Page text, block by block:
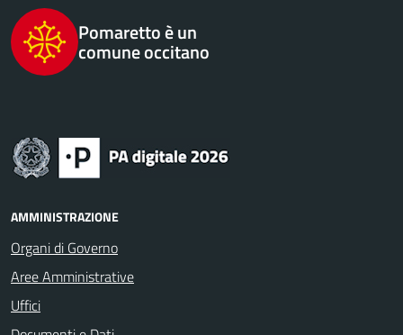
Pomaretto è un
comune occitano
AMMINISTRAZIONE
Organi di Governo
Aree Amministrative
Uffici